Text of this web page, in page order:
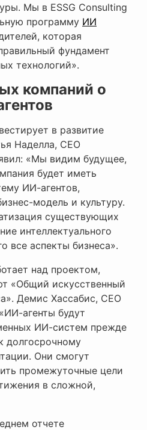
Мы в ESSG Consulting
программу ИИ
которая
фундамент
технологий».
компаний о
в развитие
Наделла, CEO
«Мы видим будущее,
будет иметь
ИИ-агентов,
модель и культуру.
существующих
интеллектуального
все аспекты бизнеса».
над проектом,
«Общий искусственный
Демис Хассабис, CEO
агенты будут
ИИ-систем прежде
долгосрочному
Они смогут
промежуточные цели
в сложной,
отчете